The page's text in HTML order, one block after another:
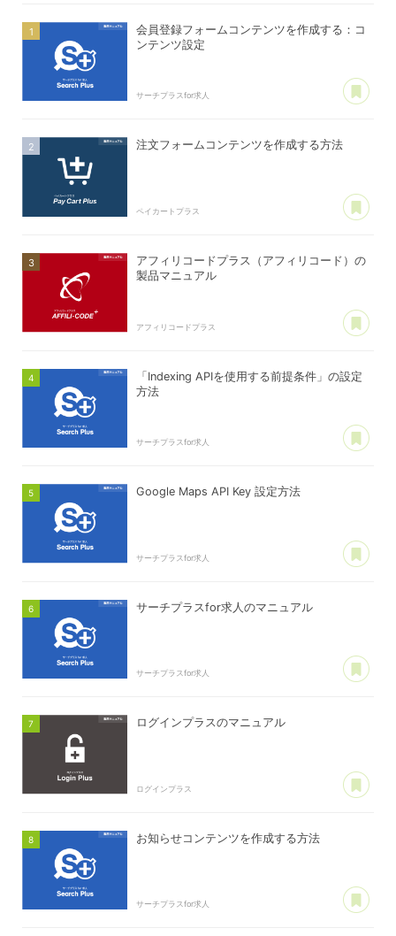
会員登録フォームコンテンツを作成する：コ
ンテンツ設定
サーチプラスfor求人
注文フォームコンテンツを作成する方法
ペイカートプラス
アフィリコードプラス（アフィリコード）の
製品マニュアル
アフィリコードプラス
「Indexing APIを使用する前提条件」の設定
方法
サーチプラスfor求人
Google Maps API Key 設定方法
サーチプラスfor求人
サーチプラスfor求人のマニュアル
サーチプラスfor求人
ログインプラスのマニュアル
ログインプラス
お知らせコンテンツを作成する方法
サーチプラスfor求人